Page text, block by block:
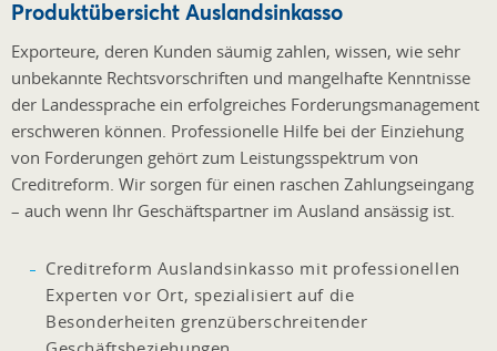
Produktübersicht Auslandsinkasso
Exporteure, deren Kunden säumig zahlen, wissen, wie sehr
unbekannte Rechtsvorschriften und mangelhafte Kenntnisse
der Landessprache ein erfolgreiches Forderungsmanagement
erschweren können. Professionelle Hilfe bei der Einziehung
von Forderungen gehört zum Leistungsspektrum von
Creditreform. Wir sorgen für einen raschen Zahlungseingang
– auch wenn Ihr Geschäftspartner im Ausland ansässig ist.
Creditreform Auslandsinkasso mit professionellen
Experten vor Ort, spezialisiert auf die
Besonderheiten grenzüberschreitender